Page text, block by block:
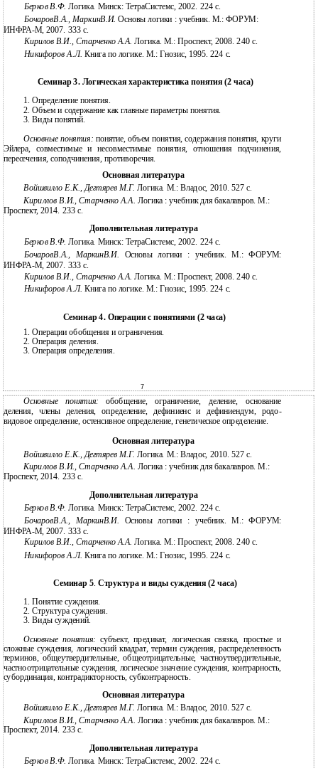
Берков В.Ф.Логика. Минск: ТетраСистемс, 2002. 224 с.
БочаровВ.А., МаркинВ.И.Основы логики : учебник. М.: ФОРУМ:
ИНФРА-М, 2007. 333 с.
Кирилов В.И., Старченко А.А.Логика. М.: Проспект, 2008. 240 с.
Никифоров А.Л. Книга по логике. М.: Гнозис, 1995. 224 с.
Семинар 3. Логическая характеристика понятия (2 часа)
1. Определение понятия.
2. Объем и содержание как главные параметры понятия.
3. Виды понятий.
Основные понятия: понятие, объем понятия, содержания понятия, круги
Эйлера, совместимые и несовместимые понятия, отношения подчинения,
пересечения, соподчинения, противоречия.
Основная литература
Войшвилло Е.К., Дегтярев М.Г.Логика. М.: Владос, 2010. 527 c.
Кириллов В.И., Старченко А.А. Логика : учебник для бакалавров. М.:
Проспект, 2014. 233 с.
Дополнительная литература
Берков В.Ф.Логика. Минск: ТетраСистемс, 2002. 224 с.
БочаровВ.А., МаркинВ.И. Основы логики : учебник. М.: ФОРУМ:
ИНФРА-М, 2007. 333 с.
Кирилов В.И., Старченко А.А.Логика. М.: Проспект, 2008. 240 с.
Никифоров А.Л. Книга по логике. М.: Гнозис, 1995. 224 с.
Семинар 4. Операции с понятиями (2 часа)
1. Операции обобщения и ограничения.
2. Операция деления.
3. Операция определения.
7
Основные понятия:обобщение, ограничение, деление, основание
деления, члены деления, определение, дефиниенс и дефиниендум, родо-
видовое определение, остенсивное определение, генетическое определение.
Основная литература
Войшвилло Е.К., Дегтярев М.Г.Логика. М.: Владос, 2010. 527 c.
Кириллов В.И., Старченко А.А. Логика : учебник для бакалавров. М.:
Проспект, 2014. 233 с.
Дополнительная литература
Берков В.Ф.Логика. Минск: ТетраСистемс, 2002. 224 с.
БочаровВ.А., МаркинВ.И. Основы логики : учебник. М.: ФОРУМ:
ИНФРА-М, 2007. 333 с.
Кирилов В.И., Старченко А.А.Логика. М.: Проспект, 2008. 240 с.
Никифоров А.Л. Книга по логике. М.: Гнозис, 1995. 224 с.
Семинар 5.Структура и виды суждения (2 часа)
1. Понятие суждения.
2. Структура суждения.
3. Виды суждений.
Основные понятия:субъект, предикат, логическая связка, простые и
сложные суждения, логический квадрат, термин суждения, распределенность
терминов, общеутвердительные, общеотрицательные, частноутвердительные,
частноотрицательные суждения, логическое значение суждения, контрарность,
субординация, контрадикторность, субконтрарность.
Основная литература
Войшвилло Е.К., Дегтярев М.Г.Логика. М.: Владос, 2010. 527 c.
Кириллов В.И., Старченко А.А. Логика : учебник для бакалавров. М.:
Проспект, 2014. 233 с.
Дополнительная литература
Берков В.Ф.Логика. Минск: ТетраСистемс, 2002. 224 с.